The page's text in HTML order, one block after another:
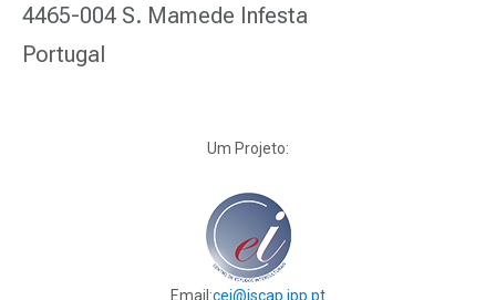
4465-004 S. Mamede Infesta
Portugal
Um Projeto:
Email:cei@iscap.ipp.pt